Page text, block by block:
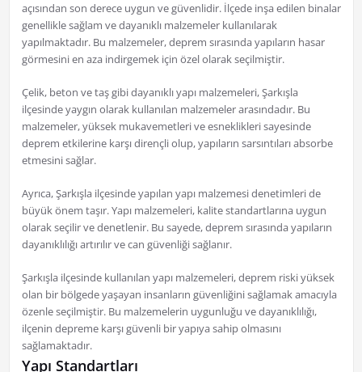
açısından son derece uygun ve güvenlidir. İlçede inşa edilen binalar
genellikle sağlam ve dayanıklı malzemeler kullanılarak
yapılmaktadır. Bu malzemeler, deprem sırasında yapıların hasar
görmesini en aza indirgemek için özel olarak seçilmiştir.
Çelik, beton ve taş gibi dayanıklı yapı malzemeleri, Şarkışla
ilçesinde yaygın olarak kullanılan malzemeler arasındadır. Bu
malzemeler, yüksek mukavemetleri ve esneklikleri sayesinde
deprem etkilerine karşı dirençli olup, yapıların sarsıntıları absorbe
etmesini sağlar.
Ayrıca, Şarkışla ilçesinde yapılan yapı malzemesi denetimleri de
büyük önem taşır. Yapı malzemeleri, kalite standartlarına uygun
olarak seçilir ve denetlenir. Bu sayede, deprem sırasında yapıların
dayanıklılığı artırılır ve can güvenliği sağlanır.
Şarkışla ilçesinde kullanılan yapı malzemeleri, deprem riski yüksek
olan bir bölgede yaşayan insanların güvenliğini sağlamak amacıyla
özenle seçilmiştir. Bu malzemelerin uygunluğu ve dayanıklılığı,
ilçenin depreme karşı güvenli bir yapıya sahip olmasını
sağlamaktadır.
Yapı Standartları